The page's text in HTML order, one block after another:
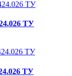
ТУ
ТУ